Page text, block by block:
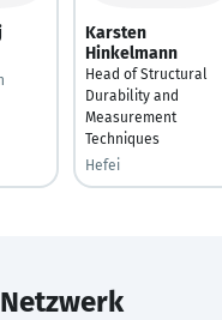
Karsten
Hinkelmann
Head of Structural
Durability and
Measurement
Techniques
Hefei